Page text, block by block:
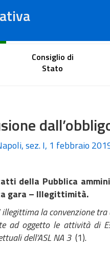
Consiglio di
Stato
sez. I, 1 febbraio
della Pubblica
gara – Illegittimità.
la convenzione tra
ad oggetto le attività di
dell’ASL NA 3(1).